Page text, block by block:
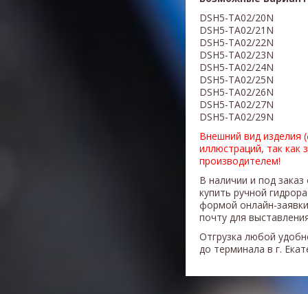
DSH5-TA02/20N
DSH5-TA02/21N
DSH5-TA02/22N
DSH5-TA02/23N
DSH5-TA02/24N
DSH5-TA02/25N
DSH5-TA02/26N
DSH5-TA02/27N
DSH5-TA02/29N
Внешний вид изделия
иллюстраций, так как
производителем!
В наличии и под
купить ручной
формой онлайн-
почту для
Отгрузка любой
до терминала в г.